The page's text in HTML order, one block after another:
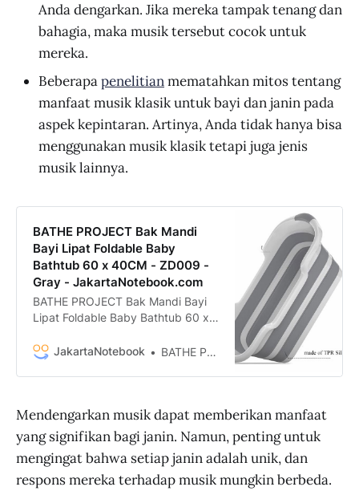
Anda dengarkan. Jika mereka tampak tenang dan
bahagia, maka musik tersebut cocok untuk
mereka.
Beberapapenelitianmematahkan mitos tentang
manfaat musik klasik untuk bayi dan janin pada
aspek kepintaran. Artinya, Anda tidak hanya bisa
menggunakan musik klasik tetapi juga jenis
musik lainnya.
BATHE PROJECT Bak Mandi
Bayi Lipat Foldable Baby
Bathtub 60 x 40CM - ZD009 -
Gray - JakartaNotebook.com
BATHE PROJECT Bak Mandi Bayi
Lipat Foldable Baby Bathtub 60 x
Dapatkan dengan mudah BATHE
cicilan - Hanya di
JakartaNotebook.com.
JakartaNotebook BATHE PROJECT
Mendengarkan musik dapat memberikan manfaat
yang signifikan bagi janin. Namun, penting untuk
mengingat bahwa setiap janin adalah unik, dan
respons mereka terhadap musik mungkin berbeda.